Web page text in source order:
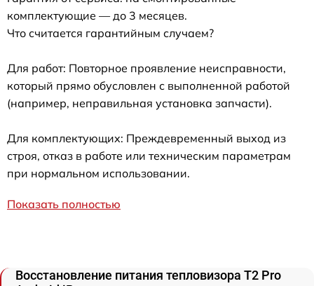
комплектующие — до 3 месяцев.
Что считается гарантийным случаем?
Для работ: Повторное проявление неисправности,
который прямо обусловлен с выполненной работой
(например, неправильная установка запчасти).
Для комплектующих: Преждевременный выход из
строя, отказ в работе или техническим параметрам
при нормальном использовании.
Показать полностью
Восстановление питания тепловизора T2 Pro